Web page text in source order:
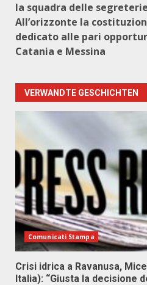
la squadra delle
All’orizzonte la
dedicato alle pari
Catania e Messina
VERWANDTE GESCHICHTEN
Comunicati Stampa
Crisi idrica a Ravanusa,
Italia): “Giusta la decisione